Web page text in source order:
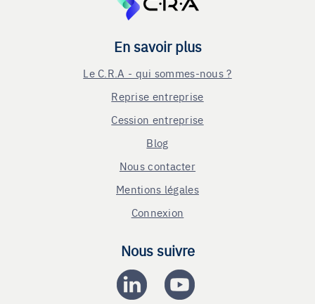
En savoir plus
Le C.R.A - qui sommes-nous ?
Reprise entreprise
Cession entreprise
Blog
Nous contacter
Mentions légales
Connexion
Nous suivre